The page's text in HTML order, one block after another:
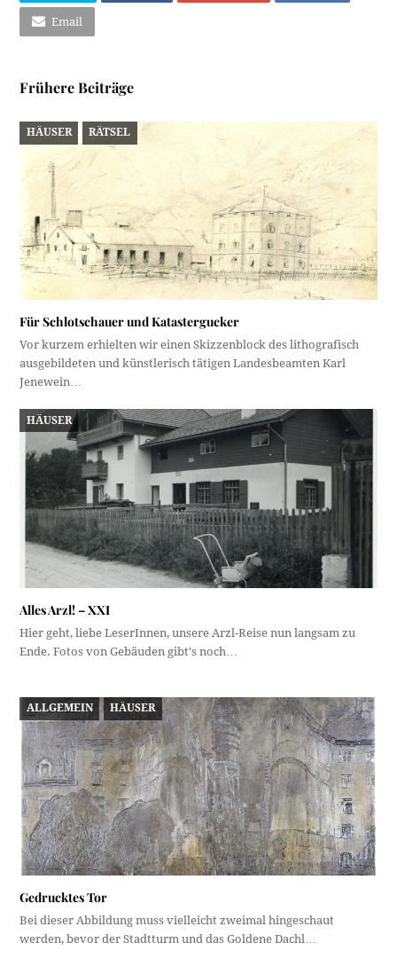
Email
Frühere Beiträge
HÄUSER RÄTSEL
Für Schlotschauer und Katastergucker
Vor kurzem erhielten wir einen Skizzenblock des lithografisch
ausgebildeten und künstlerisch tätigen Landesbeamten Karl
Jenewein…
HÄUSER
Alles Arzl! – XXI
Hier geht, liebe LeserInnen, unsere Arzl-Reise nun langsam zu
Ende. Fotos von Gebäuden gibt's noch…
ALLGEMEIN HÄUSER
Gedrucktes Tor
Bei dieser Abbildung muss vielleicht zweimal hingeschaut
werden, bevor der Stadtturm und das Goldene Dachl…